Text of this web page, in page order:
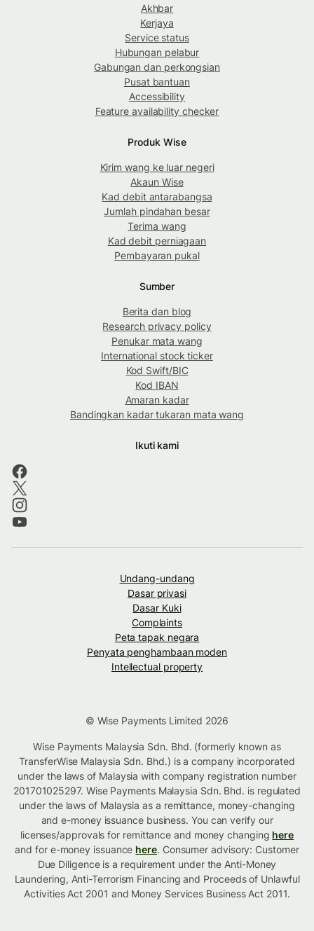
Akhbar
Kerjaya
Service status
Hubungan pelabur
Gabungan dan perkongsian
Pusat bantuan
Accessibility
Feature availability checker
Produk Wise
Kirim wang ke luar negeri
Akaun Wise
Kad debit antarabangsa
Jumlah pindahan besar
Terima wang
Kad debit perniagaan
Pembayaran pukal
Sumber
Berita dan blog
Research privacy policy
Penukar mata wang
International stock ticker
Kod Swift/BIC
Kod IBAN
Amaran kadar
Bandingkan kadar tukaran mata wang
Ikuti kami
Undang-undang
Dasar privasi
Dasar Kuki
Complaints
Peta tapak negara
Penyata penghambaan moden
Intellectual property
© Wise Payments Limited 2026
Wise Payments Malaysia Sdn. Bhd. (formerly known as
TransferWise Malaysia Sdn. Bhd.) is a company incorporated
under the laws of Malaysia with company registration number
201701025297. Wise Payments Malaysia Sdn. Bhd. is regulated
under the laws of Malaysia as a remittance, money-changing
and e-money issuance business. You can verify our
licenses/approvals for remittance and money changing here
and for e-money issuance here. Consumer advisory: Customer
Due Diligence is a requirement under the Anti-Money
Laundering, Anti-Terrorism Financing and Proceeds of Unlawful
Activities Act 2001 and Money Services Business Act 2011.